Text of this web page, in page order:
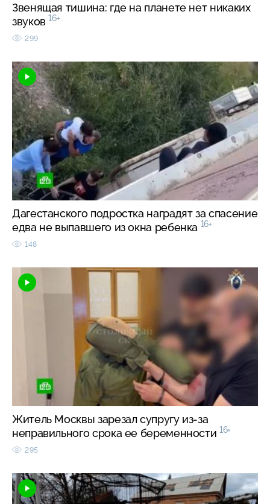
Звенящая тишина: где на планете нет никаких
звуков 16+
299
Дагестанского подростка наградят за спасение
едва не выпавшего из окна ребенка 16+
148
Житель Москвы зарезал супругу из-за
неправильного срока ее беременности 16+
295